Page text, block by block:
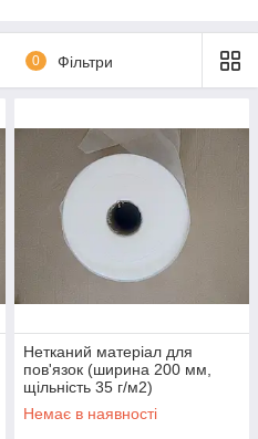
верхнього шару
її, зберігаючи
спанбонд широко
в області виготовлення
якості ви можете на нашому
0 Фільтри
Нетканий матеріал для
пов'язок (ширина 200 мм,
щільність 35 г/м2)
Немає в наявності